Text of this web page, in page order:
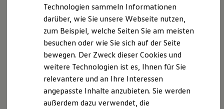
Nachhaltigkeit
Technologie
Kosten und Kauf
Verbrauchskosten
Kaufoptionen
E-Auto-Förderung
Software und Konnektivität
Die ID. Software 6
ID. Software Versionen und Updates
Digitale Extras
Schnittstellen zu Ihrem ID.
Nutzungsbedingungen
Datenschutzerklärungen
Cookie-Richtlinie
Lizenzhinweise Dritter
Angaben zum Digital Services Act (DSA)
EU Data Act
Produktsicherheitsinformationen
Vertrag Widerrufen
Technologien sammeln Informationen
darüber, wie Sie unsere Webseite nutzen,
zum Beispiel, welche Seiten Sie am meisten
besuchen oder wie Sie sich auf der Seite
bewegen. Der Zweck dieser Cookies und
weitere Technologien ist es, Ihnen für Sie
relevantere und an Ihre Interessen
angepasste Inhalte anzubieten. Sie werden
außerdem dazu verwendet, die